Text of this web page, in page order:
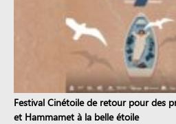
Festival Cinétoile de retour pour des
et Hammamet à la belle étoile